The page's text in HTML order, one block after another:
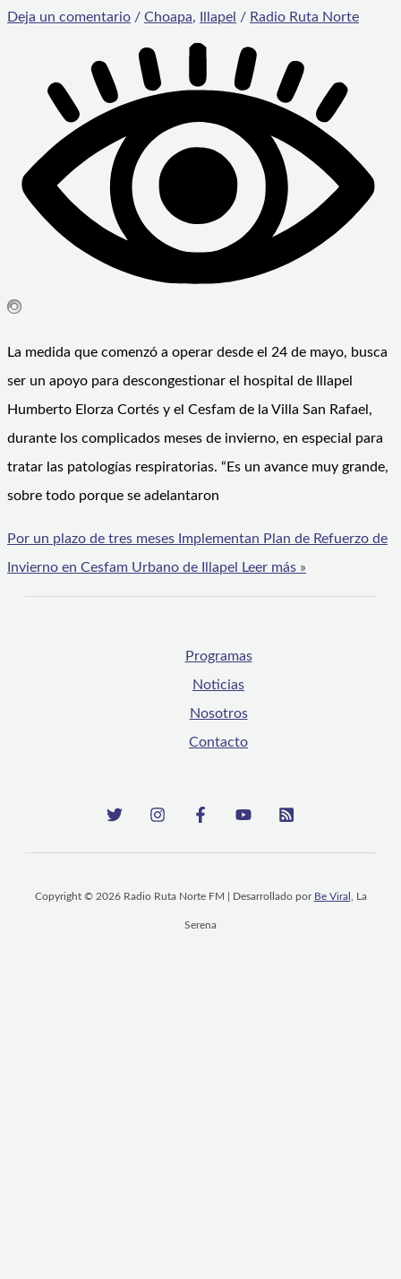
Deja un comentario / Choapa, Illapel / Radio Ruta Norte
La medida que comenzó a operar desde el 24 de mayo, busca
ser un apoyo para descongestionar el hospital de Illapel
Humberto Elorza Cortés y el Cesfam de la Villa San Rafael,
durante los complicados meses de invierno, en especial para
tratar las patologías respiratorias. “Es un avance muy grande,
sobre todo porque se adelantaron
Por un plazo de tres meses Implementan Plan de Refuerzo de
Invierno en Cesfam Urbano de Illapel
Leer más »
Programas
Noticias
Nosotros
Contacto
Copyright © 2026 Radio Ruta Norte FM | Desarrollado por Be Viral , La
Serena